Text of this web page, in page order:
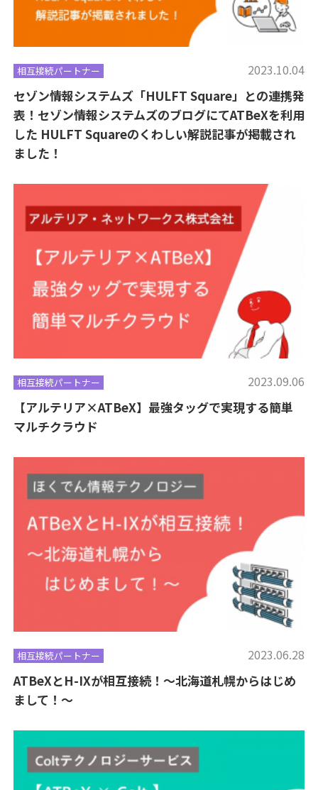
相互接続パートナー 2023.10.04
セゾン情報システムズ「HULFT Square」との連携発
表！セゾン情報システムズのブログにてATBeXを利用
した HULFT Squareのくわしい解説記事が掲載され
ました！
相互接続パートナー 2023.09.06
【アルテリア×ATBeX】最強タッグで実現する簡単
マルチクラウド
相互接続パートナー 2023.06.28
ATBeXとH-IXが相互接続！～北海道札幌からはじめ
まして！～